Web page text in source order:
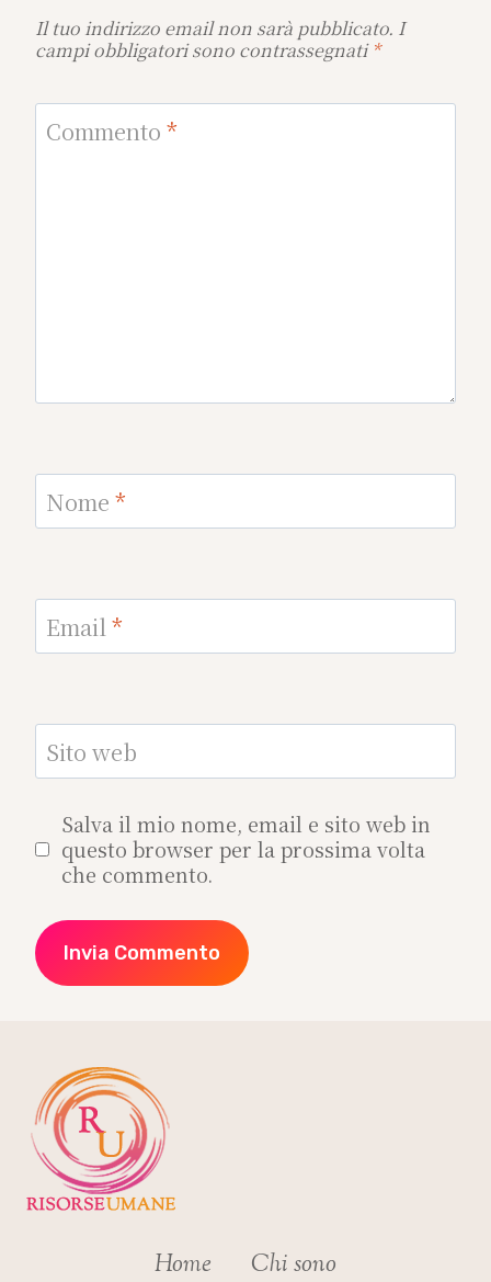
Il tuo indirizzo email non sarà pubblicato. I
campi obbligatori sono contrassegnati *
Commento *
Nome *
Email *
Sito web
Salva il mio nome, email e sito web in
questo browser per la prossima volta
che commento.
Home Chi sono